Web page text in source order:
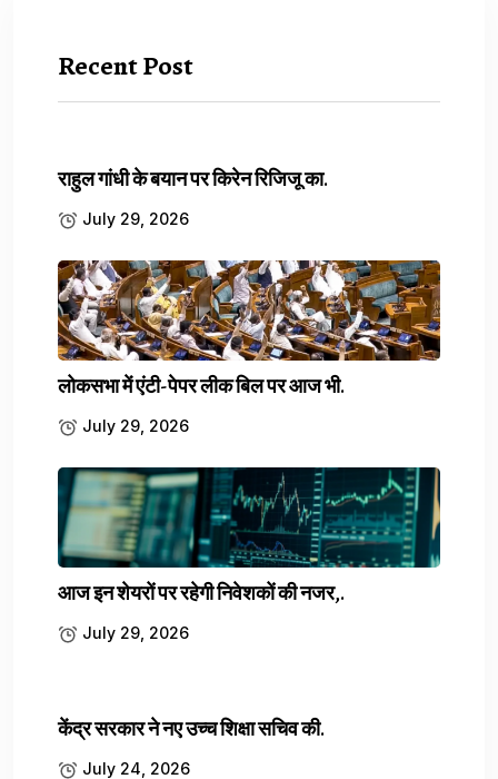
NATIONAL राष्ट्रीय
भारत-नेपाल सीमा पार करने की
कोशिश में पकड़ा गया अमेरिकी
नागरिक जॉर्डन ब्राउन कौन है?
जांच एजेंसियों की रडार पर क्यों
आया?
संदिग्ध परिस्थितियों में नेपाल जाने की कोशिश करते हुए हिरासत में लिया गया है।
उसकी पहचान 36 वर्षीय जॉर्डन ब्राउन (Jordan Brown) के रूप में हुई है, जो
अमेरिका के कैलिफोर्निया का निवासी बताया जा रहा है। सीमा सुरक्षा बल (SSB) और
July 14, 2026
Recent Post
राहुल गांधी के बयान पर किरेन रिजिजू का.
July 29, 2026
लोकसभा में एंटी-पेपर लीक बिल पर आज भी.
July 29, 2026
आज इन शेयरों पर रहेगी निवेशकों की नजर,.
July 29, 2026
केंद्र सरकार ने नए उच्च शिक्षा सचिव की.
July 24, 2026